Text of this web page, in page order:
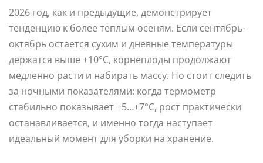
2026 год, как и предыдущие, демонстрирует
тенденцию к более теплым осеням. Если сентябрь-
октябрь остается сухим и дневные температуры
держатся выше +10°C, корнеплоды продолжают
медленно расти и набирать массу. Но стоит следить
за ночными показателями: когда термометр
стабильно показывает +5…+7°C, рост практически
останавливается, и именно тогда наступает
идеальный момент для уборки на хранение.